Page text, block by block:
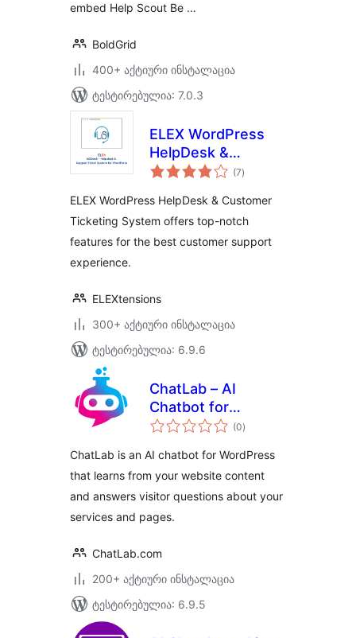
embed Help Scout Be …
BoldGrid
400+ აქტიური ინსტალაცია
ტესტირებულია: 7.0.3
ELEX WordPress
HelpDesk &
Customer Ticketing
(7საერთო
რეიტინგი
)
ELEX WordPress HelpDesk & Customer
Ticketing System offers top-notch
features for the best customer support
experience.
ELEXtensions
300+ აქტიური ინსტალაცია
ტესტირებულია: 6.9.6
ChatLab – AI
Chatbot for
WordPress and
(0საერთო
რეიტინგი
)
ChatLab is an AI chatbot for WordPress
that learns from your website content
and answers visitor questions about your
services and pages.
ChatLab.com
200+ აქტიური ინსტალაცია
ტესტირებულია: 6.9.5